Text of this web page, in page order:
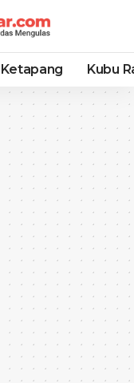
Ketapang Kubu